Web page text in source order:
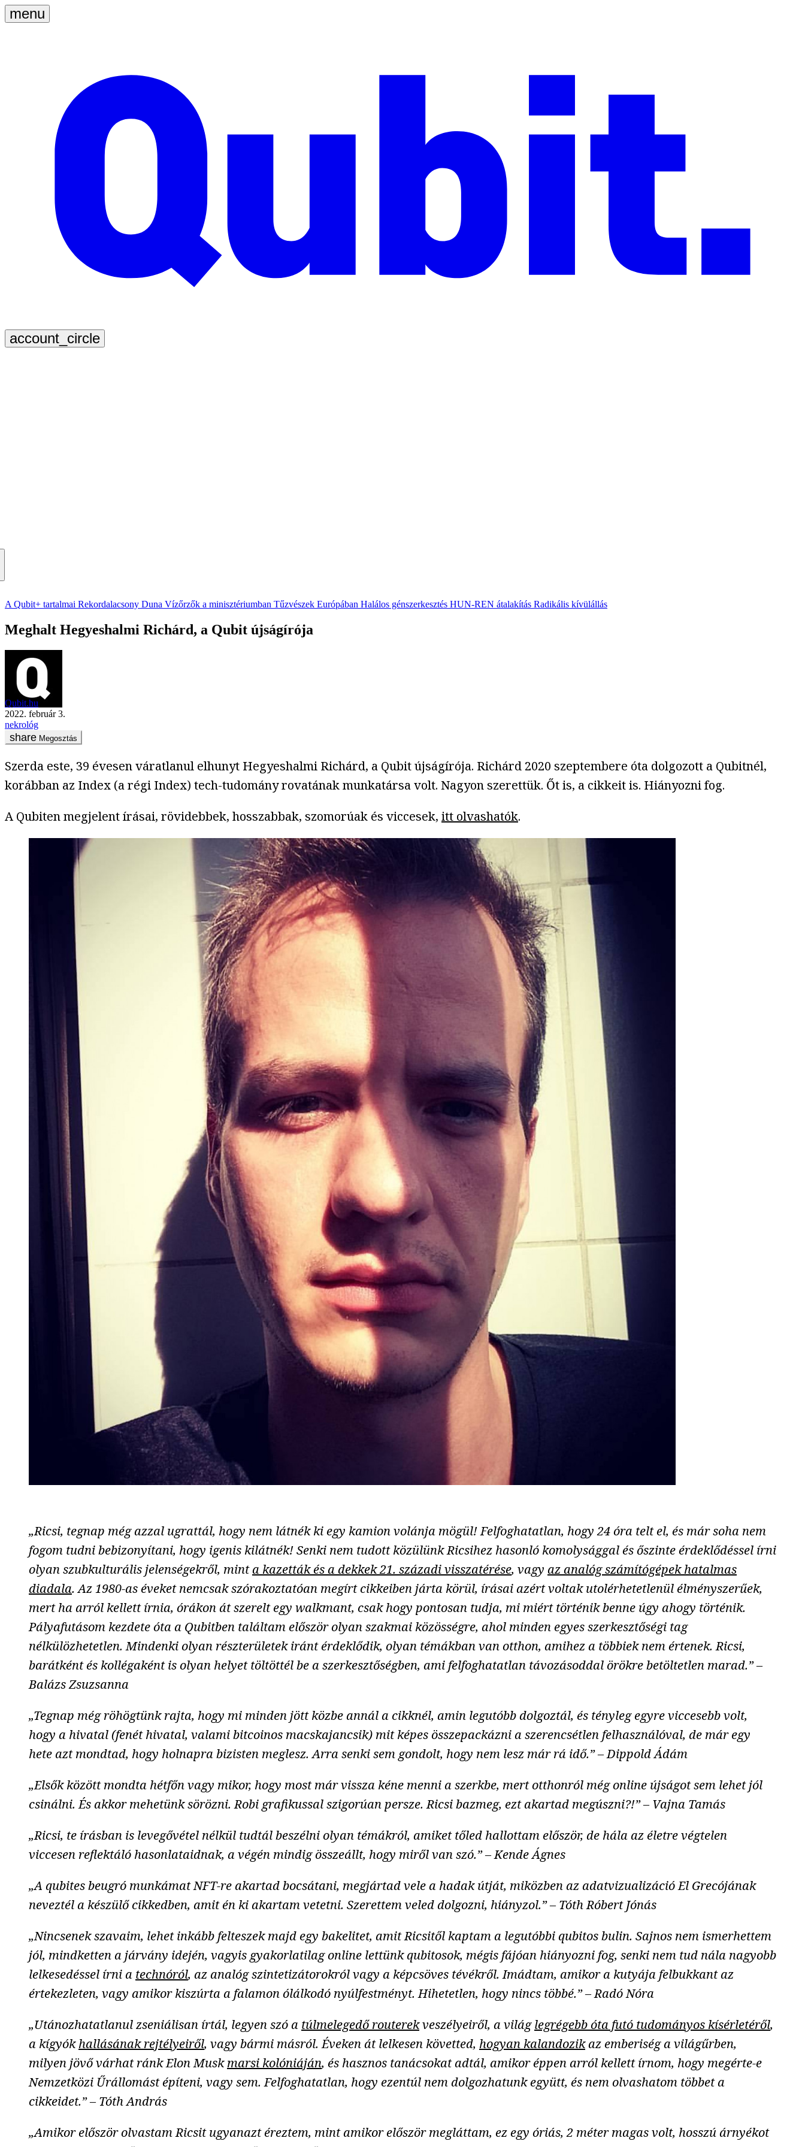
A Qubit+ tartalmai Rekordalacsony Duna Vízőrzők a minisztériumban Tűzvészek Európában Halálos génszerkesztés HUN-REN átalakítás Radikális kívülállás
Meghalt Hegyeshalmi Richárd, a Qubit újságírója
Qubit.hu
2022. február 3.
nekrológ
Megosztás
Szerda este, 39 évesen váratlanul elhunyt Hegyeshalmi Richárd, a Qubit újságírója. Richárd 2020 szeptembere óta dolgozott a Qubitnél,
korábban az Index (a régi Index) tech-tudomány rovatának munkatársa volt. Nagyon szerettük. Őt is, a cikkeit is. Hiányozni fog.
A Qubiten megjelent írásai, rövidebbek, hosszabbak, szomorúak és viccesek, itt olvashatók.
„Ricsi, tegnap még azzal ugrattál, hogy nem látnék ki egy kamion volánja mögül! Felfoghatatlan, hogy 24 óra telt el, és már soha nem
fogom tudni bebizonyítani, hogy igenis kilátnék! Senki nem tudott közülünk Ricsihez hasonló komolysággal és őszinte érdeklődéssel írni
olyan szubkulturális jelenségekről, minta kazetták és a dekkek 21. századi visszatérése, vagy az analóg számítógépek hatalmas
diadala. Az 1980-as éveket nemcsak szórakoztatóan megírt cikkeiben járta körül, írásai azért voltak utolérhetetlenül élményszerűek,
mert ha arról kellett írnia, órákon át szerelt egy walkmant, csak hogy pontosan tudja, mi miért történik benne úgy ahogy történik.
Pályafutásom kezdete óta a Qubitben találtam először olyan szakmai közösségre, ahol minden egyes szerkesztőségi tag
nélkülözhetetlen. Mindenki olyan részterületek iránt érdeklődik, olyan témákban van otthon, amihez a többiek nem értenek. Ricsi,
barátként és kollégaként is olyan helyet töltöttél be a szerkesztőségben, ami felfoghatatlan távozásoddal örökre betöltetlen marad.” –
Balázs Zsuzsanna
„Tegnap még röhögtünk rajta, hogy mi minden jött közbe annál a cikknél, amin legutóbb dolgoztál, és tényleg egyre viccesebb volt,
hogy a hivatal (fenét hivatal, valami bitcoinos macskajancsik) mit képes összepackázni a szerencsétlen felhasználóval, de már egy
hete azt mondtad, hogy holnapra bizisten meglesz. Arra senki sem gondolt, hogy nem lesz már rá idő.” – Dippold Ádám
„Elsők között mondta hétfőn vagy mikor, hogy most már vissza kéne menni a szerkbe, mert otthonról még online újságot sem lehet jól
csinálni. És akkor mehetünk sörözni. Robi grafikussal szigorúan persze. Ricsi bazmeg, ezt akartad megúszni?!” – Vajna Tamás
„Ricsi, te írásban is levegővétel nélkül tudtál beszélni olyan témákról, amiket tőled hallottam először, de hála az életre végtelen
viccesen reflektáló hasonlataidnak, a végén mindig összeállt, hogy miről van szó.” – Kende Ágnes
„A qubites beugró munkámat NFT-re akartad bocsátani, megjártad vele a hadak útját, miközben az adatvizualizáció El Grecójának
neveztél a készülő cikkedben, amit én ki akartam vetetni. Szerettem veled dolgozni, hiányzol.” – Tóth Róbert Jónás
„Nincsenek szavaim, lehet inkább felteszek majd egy bakelitet, amit Ricsitől kaptam a legutóbbi qubitos bulin. Sajnos nem ismerhettem
jól, mindketten a járvány idején, vagyis gyakorlatilag online lettünk qubitosok, mégis fájóan hiányozni fog, senki nem tud nála nagyobb
lelkesedéssel írni a technóról, az analóg szintetizátorokról vagy a képcsöves tévékről. Imádtam, amikor a kutyája felbukkant az
értekezleten, vagy amikor kiszúrta a falamon ólálkodó nyúlfestményt. Hihetetlen, hogy nincs többé.” – Radó Nóra
„Utánozhatatlanul zseniálisan írtál, legyen szó a túlmelegedő routerekveszélyeiről, a világlegrégebb óta futó tudományos kísérletéről,
a kígyókhallásának rejtélyeiről, vagy bármi másról. Éveken át lelkesen követted, hogyan kalandozikaz emberiség a világűrben,
milyen jövő várhat ránk Elon Muskmarsi kolóniáján, és hasznos tanácsokat adtál, amikor éppen arról kellett írnom, hogy megérte-e
Nemzetközi Űrállomást építeni, vagy sem. Felfoghatatlan, hogy ezentúl nem dolgozhatunk együtt, és nem olvashatom többet a
cikkeidet.” – Tóth András
„Amikor először olvastam Ricsit ugyanazt éreztem, mint amikor először megláttam, ez egy óriás, 2 méter magas volt, hosszú árnyékot